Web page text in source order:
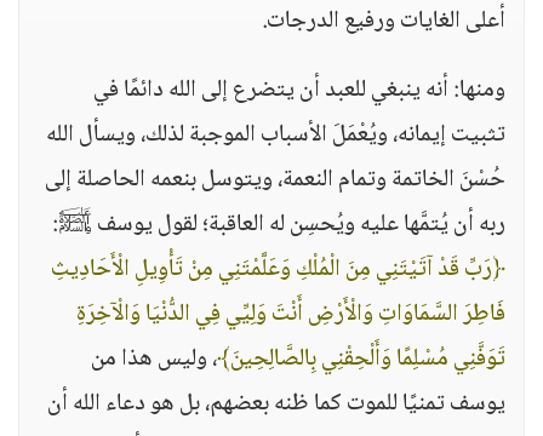
أعلى الغايات ورفيع الدرجات.
ومنها: أنه ينبغي للعبد أن يتضرع إلى الله دائمًا في
تثبيت إيمانه، ويُعْمَلَ الأسباب الموجبة لذلك، ويسأل الله
حُسْنَ الخاتمة وتمام النعمة، ويتوسل بنعمه الحاصلة إلى
ربه أن يُتمَّها عليه ويُحسِن له العاقبة؛ لقول يوسف ﵊:
﴿رَبِّ قَدْ آتَيْتَنِي مِنَ الْمُلْكِ وَعَلَّمْتَنِي مِنْ تَأْوِيلِ الْأَحَادِيثِ
فَاطِرَ السَّمَاوَاتِ وَالْأَرْضِ أَنْتَ وَلِيِّي فِي الدُّنْيَا وَالْآخِرَةِ
تَوَفَّنِي مُسْلِمًا وَأَلْحِقْنِي بِالصَّالِحِينَ﴾، وليس هذا من
يوسف تمنيًا للموت كما ظنه بعضهم، بل هو دعاء الله أن